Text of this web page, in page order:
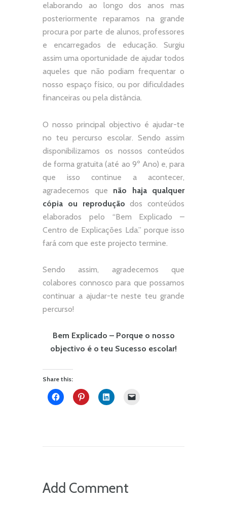
elaborando ao longo dos anos mas
posteriormente reparamos na grande
procura por parte de alunos, professores
e encarregados de educação. Surgiu
assim uma oportunidade de ajudar todos
aqueles que não podiam frequentar o
nosso espaço físico, ou por dificuldades
financeiras ou pela distância.
O nosso principal objectivo é ajudar-te
no teu percurso escolar. Sendo assim
disponibilizamos os nossos conteúdos
de forma gratuita (até ao 9º Ano) e, para
que isso continue a acontecer,
agradecemos que não
haja qualquer
cópia ou reprodução dos conteúdos
elaborados pelo “Bem Explicado –
Centro de Explicações Lda.” porque isso
fará com que este projecto termine.
Sendo assim, agradecemos que
colabores connosco para que possamos
continuar a ajudar-te neste teu grande
percurso!
Bem Explicado – Porque o nosso
objectivo é o teu Sucesso escolar!
Share this:
Add Comment